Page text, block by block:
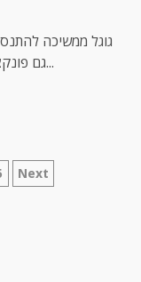
גוגל ממשיכה
גם פונקציונליות. כל התכונות הללו מאוד הופכות את...
Next